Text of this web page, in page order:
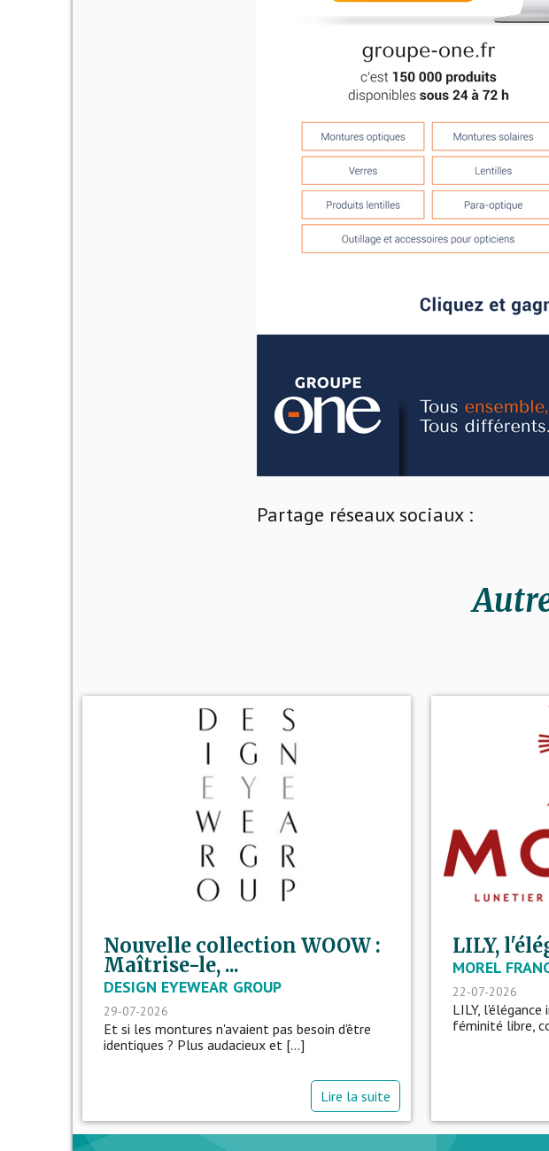
Partage réseaux sociaux :
Nouvelle collection WOOW :
Maîtrise-le, ...
DESIGN EYEWEAR GROUP
29-07-2026
Et si les montures n'avaient pas besoin d'être
identiques ? Plus audacieux et [...]
Lire la suite
LILY,
MOREL
22-07-2026
LILY,
féminité libre,